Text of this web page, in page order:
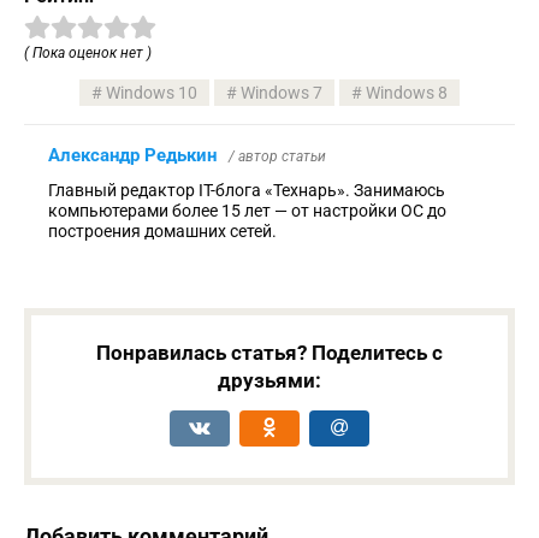
( Пока оценок нет )
Windows 10 Windows 7 Windows 8
Александр Редькин / автор статьи
Главный редактор IT-блога «Технарь». Занимаюсь
компьютерами более 15 лет — от настройки ОС до
построения домашних сетей.
Понравилась статья? Поделитесь с
друзьями: